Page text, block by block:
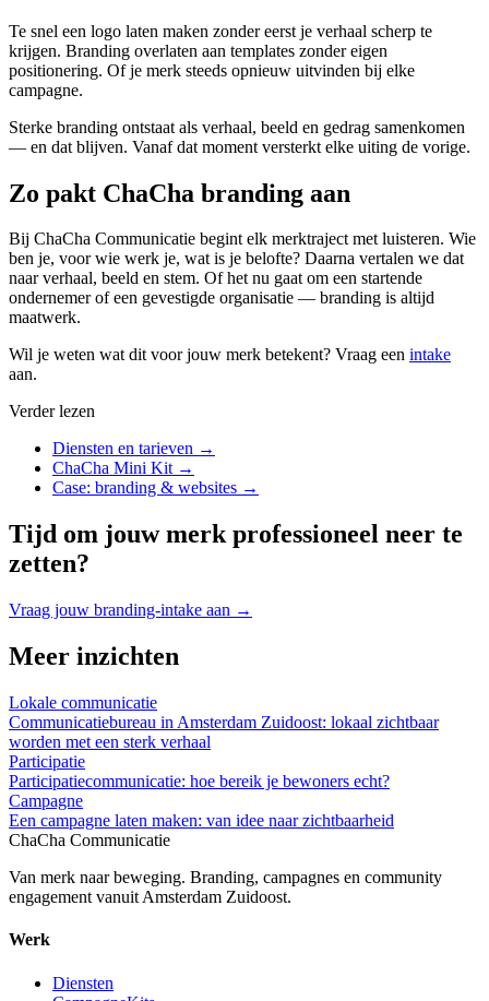
Te snel een logo laten maken zonder eerst je verhaal scherp te
krijgen. Branding overlaten aan templates zonder eigen
positionering. Of je merk steeds opnieuw uitvinden bij elke
campagne.
Sterke branding ontstaat als verhaal, beeld en gedrag samenkomen
— en dat blijven. Vanaf dat moment versterkt elke uiting de vorige.
Zo pakt ChaCha branding aan
Bij ChaCha Communicatie begint elk merktraject met luisteren. Wie
ben je, voor wie werk je, wat is je belofte? Daarna vertalen we dat
naar verhaal, beeld en stem. Of het nu gaat om een startende
ondernemer of een gevestigde organisatie — branding is altijd
maatwerk.
Wil je weten wat dit voor jouw merk betekent? Vraag een intake
aan.
Verder lezen
Diensten en tarieven →
ChaCha Mini Kit→
Case: branding & websites →
Tijd om jouw merk professioneel neer te
zetten?
Vraag jouw branding-intake aan →
Meer inzichten
Lokale communicatie
Communicatiebureau in Amsterdam Zuidoost: lokaal zichtbaar
worden met een sterk verhaal
Participatie
Participatiecommunicatie: hoe bereik je bewoners echt?
Campagne
Een campagne laten maken: van idee naar zichtbaarheid
ChaCha Communicatie
Van merk naar beweging. Branding, campagnes en community
engagement vanuit Amsterdam Zuidoost.
Werk
Diensten